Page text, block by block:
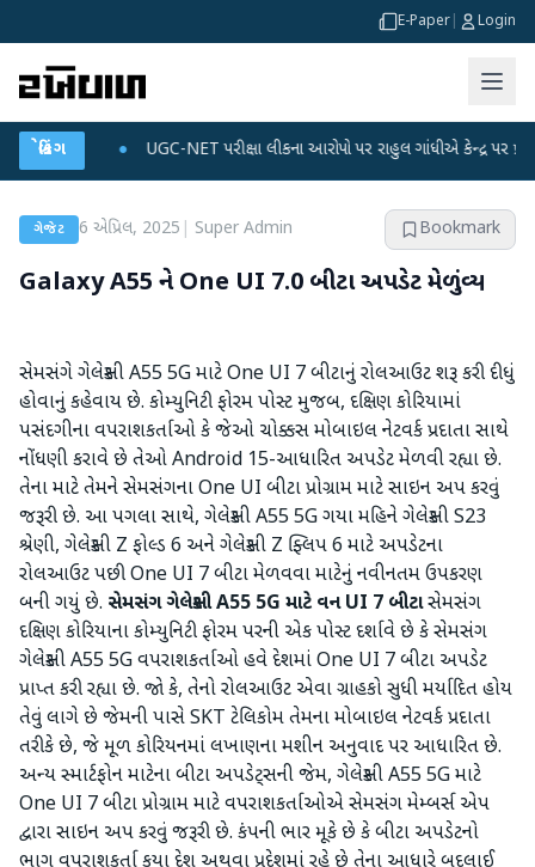
E-Paper Login
બ્રેકિંગ
● UGC-NET પરીક્ષા લીકના આરોપો પર રાહુલ ગાંધીએ કેન્દ્ર પર પ્રહાર કર્યા ●
ગેજેટ 6 એપ્રિલ, 2025 Super Admin Bookmark
Galaxy A55 ને One UI 7.0 બીટા અપડેટ મેળવ્યું
સેમસંગે ગેલેક્સી A55 5G માટે One UI 7 બીટાનું રોલઆઉટ શરૂ કરી દીધું
હોવાનું કહેવાય છે. કોમ્યુનિટી ફોરમ પોસ્ટ મુજબ, દક્ષિણ કોરિયામાં
પસંદગીના વપરાશકર્તાઓ કે જેઓ ચોક્કસ મોબાઇલ નેટવર્ક પ્રદાતા સાથે
નોંધણી કરાવે છે તેઓ Android 15-આધારિત અપડેટ મેળવી રહ્યા છે.
તેના માટે તેમને સેમસંગના One UI બીટા પ્રોગ્રામ માટે સાઇન અપ કરવું
જરૂરી છે. આ પગલા સાથે, ગેલેક્સી A55 5G ગયા મહિને ગેલેક્સી S23
શ્રેણી, ગેલેક્સી Z ફોલ્ડ 6 અને ગેલેક્સી Z ફ્લિપ 6 માટે અપડેટના
રોલઆઉટ પછી One UI 7 બીટા મેળવવા માટેનું નવીનતમ ઉપકરણ
બની ગયું છે. સેમસંગ ગેલેક્સી A55 5G માટે વન UI 7 બીટાસેમસંગ
દક્ષિણ કોરિયાના કોમ્યુનિટી ફોરમ પરની એક પોસ્ટ દર્શાવે છે કે સેમસંગ
ગેલેક્સી A55 5G વપરાશકર્તાઓ હવે દેશમાં One UI 7 બીટા અપડેટ
પ્રાપ્ત કરી રહ્યા છે. જો કે, તેનો રોલઆઉટ એવા ગ્રાહકો સુધી મર્યાદિત હોય
તેવું લાગે છે જેમની પાસે SKT ટેલિકોમ તેમના મોબાઇલ નેટવર્ક પ્રદાતા
તરીકે છે, જે મૂળ કોરિયનમાં લખાણના મશીન અનુવાદ પર આધારિત છે.
અન્ય સ્માર્ટફોન માટેના બીટા અપડેટ્સની જેમ, ગેલેક્સી A55 5G માટે
One UI 7 બીટા પ્રોગ્રામ માટે વપરાશકર્તાઓએ સેમસંગ મેમ્બર્સ એપ
દ્વારા સાઇન અપ કરવું જરૂરી છે. કંપની ભાર મૂકે છે કે બીટા અપડેટનો